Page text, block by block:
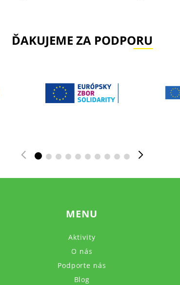
ĎAKUJEME ZA PODPORU
MENU
Aktivity
O nás
Podporte nás
Blog